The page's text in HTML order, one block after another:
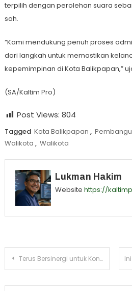
terpilih dengan perolehan suara
sah.
“Kami mendukung penuh proses
dari langkah untuk memastikan
kepemimpinan di Kota Balikpapan,”
(SA/Kaltim Pro)
Post Views: 804
Tagged Kota Balikpapan ,
Walikota , Walikota
Lukman Hakim
Website https://
Navigasi
Terus Bersinergi untuk Kondusifitas, LDII Kutim Kunjungi Kejaksaan